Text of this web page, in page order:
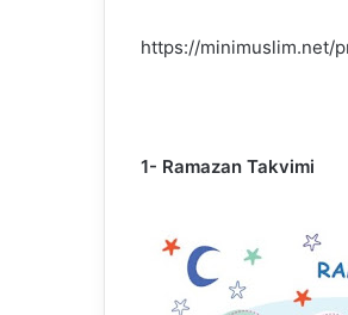
https://minimuslim.net/
1- Ramazan Takvimi